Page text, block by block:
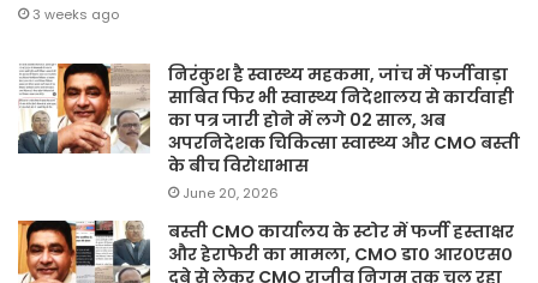
3 weeks ago
निरंकुश है स्वास्थ्य महकमा, जांच में फर्जीवाड़ा
साबित फिर भी स्वास्थ्य निदेशालय से कार्यवाही
का पत्र जारी होने में लगे 02 साल, अब
अपरनिदेशक चिकित्सा स्वास्थ्य और CMO बस्ती
के बीच विरोधाभास
June 20, 2026
बस्ती CMO कार्यालय के स्टोर में फर्जी हस्ताक्षर
और हेराफेरी का मामला, CMO डा० आर०एस०
दूबे से लेकर CMO राजीव निगम तक चल रहा